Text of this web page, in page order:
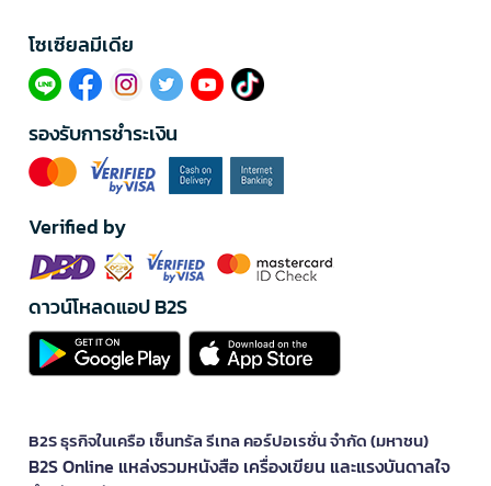
โซเซียลมีเดีย​
รองรับการชำระเงิน
Verified by
ดาวน์โหลดแอป B2S
B2S ธุรกิจในเครือ เซ็นทรัล รีเทล คอร์ปอเรชั่น จำกัด (มหาชน)
B2S Online แหล่งรวมหนังสือ เครื่องเขียน และแรงบันดาลใจ